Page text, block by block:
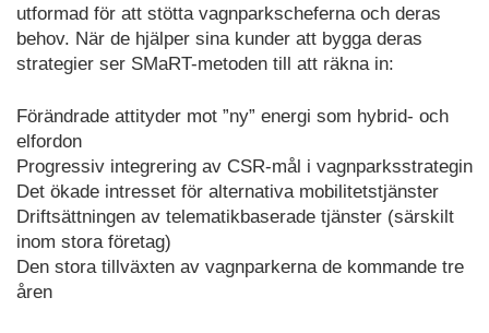
utformad för att stötta vagnparkscheferna och deras
behov. När de hjälper sina kunder att bygga deras
strategier ser SMaRT-metoden till att räkna in:
Förändrade attityder mot ”ny” energi som hybrid- och
elfordon
Progressiv integrering av CSR-mål i vagnparksstrategin
Det ökade intresset för alternativa mobilitetstjänster
Driftsättningen av telematikbaserade tjänster (särskilt
inom stora företag)
Den stora tillväxten av vagnparkerna de kommande tre
åren